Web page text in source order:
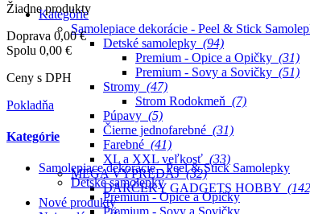
Kategórie
Samolepiace dekorácie - Peel & Stick
Detské samolepky (94)
Premium - Opice a Opičky (31)
Premium - Sovy a Sovičky (51)
Stromy (47)
Strom Rodokmeň (7)
Púpavy (5)
Čierne jednofarebné (31)
Farebné (41)
XL a XXL veľkosť (33)
MEGA VÝPREDAJ(32)
DARČEKY GADGETS HOBBY
Nové produkty
Žiadne produkty
Doprava 0,00 €
Spolu 0,00 €
Ceny s DPH
Pokladňa
Kategórie
Samolepiace dekorácie - Peel & Stick Samolepky
Detské samolepky
Premium - Opice a Opičky
Premium - Sovy a Sovičky